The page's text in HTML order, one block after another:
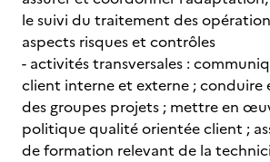
le suivi du traitement des
aspects risques et contrôles
- activités transversales :
client interne et externe ; conduire
des groupes projets ; mettre en
politique qualité orientée client ;
de formation relevant de la